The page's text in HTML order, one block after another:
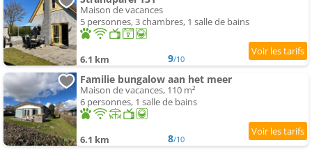
Maison de vacances
5 personnes, 3 chambres, 1 salle de bains
6.1 km 9/10
Familie bungalow aan het meer
Maison de vacances, 110 m²
6 personnes, 1 salle de bains
6.1 km 8/10